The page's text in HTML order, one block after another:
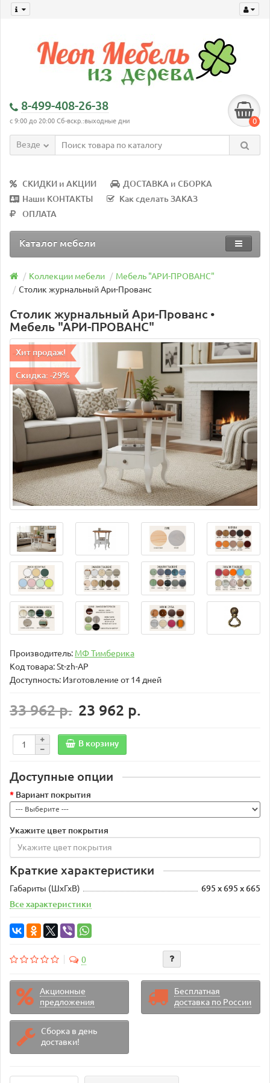
8-499-408-26-38
с 9:00 до 20:00 Сб-вскр.:выходные дни 0
Везде
СКИДКИ и АКЦИИ
ДОСТАВКА и СБОРКА
Наши КОНТАКТЫ
Как сделать ЗАКАЗ
ОПЛАТА
Каталог мебели
Коллекции мебели
Мебель "АРИ-ПРОВАНС"
Столик журнальный Ари-Прованс
Столик журнальный Ари-Прованс •
Мебель "АРИ-ПРОВАНС"
Хит продаж!
Скидка: -29%
Производитель: МФ Тимберика
Код товара:St-zh-AP
Доступность: Изготовление от 14 дней
33 962 р. 23 962 р.
В корзину
Доступные опции
Вариант покрытия
Укажите цвет покрытия
Краткие характеристики
Габариты (ШхГхВ)
695 х 695 х 665
Все характеристики
0
Акционные
предложения
Бесплатная
доставка по России
Сборка в день
доставки!